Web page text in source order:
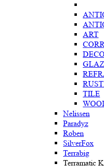
ART
TILE
Nelissen
Paradyz
Roben
SilverFox
Terrabig
Terramatic